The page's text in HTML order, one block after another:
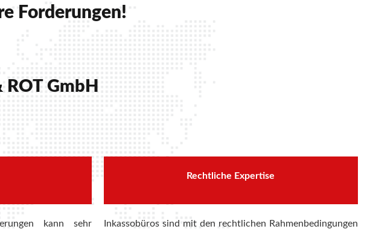
Forderungen!
GmbH
kann sehr
Rechtliche Expertise
Inkassobüros sind mit den rechtlichen Rahmenbedingungen